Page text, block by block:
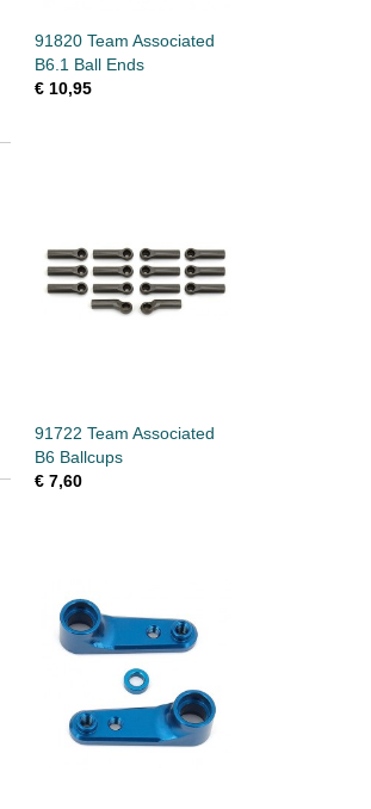
91820 Team Associated
B6.1 Ball Ends
€ 10,95
91722 Team Associated
B6 Ballcups
€ 7,60